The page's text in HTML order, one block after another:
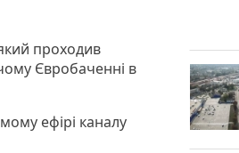
проходив
Євробаченні в
ефірі каналу